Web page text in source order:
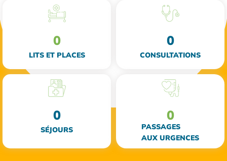
LITS ET PLACES
0
CONSULTATIONS
0
SÉJOURS
0
PASSAGES
AUX URGENCES
0